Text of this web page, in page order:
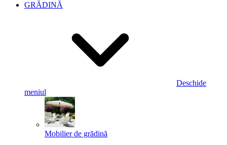
GRĂDINĂ
Deschide
meniul
Mobilier de grădină